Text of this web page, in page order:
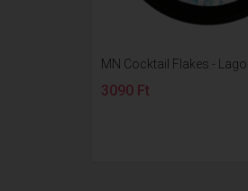
MN Cocktail Flakes -
3090 Ft